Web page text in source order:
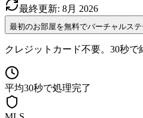
最終更新: 8月 2026
最初のお部屋を無料でバーチャルス
クレジットカード不要。30秒で
平均30秒で処理完了